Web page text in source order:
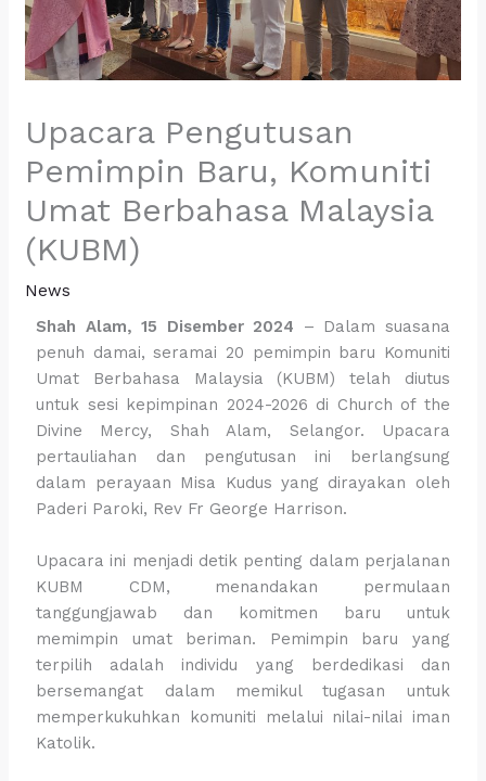
Upacara Pengutusan
Pemimpin Baru, Komuniti
Umat Berbahasa Malaysia
(KUBM)
News
Shah Alam, 15 Disember 2024 – Dalam suasana
penuh damai, seramai 20 pemimpin baru Komuniti
Umat Berbahasa Malaysia (KUBM) telah diutus
untuk sesi kepimpinan 2024-2026 di Church of the
Divine Mercy, Shah Alam, Selangor. Upacara
pertauliahan dan pengutusan ini berlangsung
dalam perayaan Misa Kudus yang dirayakan oleh
Paderi Paroki, Rev Fr George Harrison.
Upacara ini menjadi detik penting dalam perjalanan
KUBM CDM, menandakan permulaan
tanggungjawab dan komitmen baru untuk
memimpin umat beriman. Pemimpin baru yang
terpilih adalah individu yang berdedikasi dan
bersemangat dalam memikul tugasan untuk
memperkukuhkan komuniti melalui nilai-nilai iman
Katolik.